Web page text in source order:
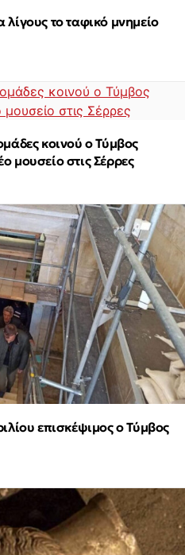
το ταφικό μνημείο
κοινού ο Τύμβος
μουσείο στις Σέρρες
επισκέψιμος ο Τύμβος